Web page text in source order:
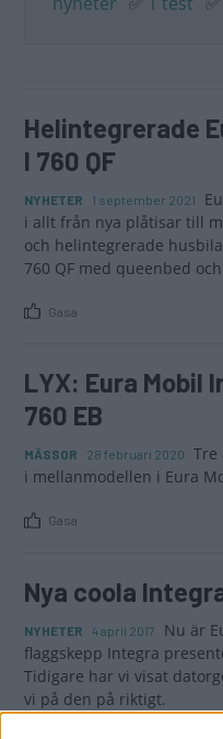
Helintegrerade
I 760 QF
NYHETER 1 september 2021
i allt från nya plåtisar till
och helintegrerade
760 QF med queenbed
Gasa
LYX: Eura Mobil
760 EB
MÄSSOR 28 februari 2020
Tre
i mellanmodellen i Eura
Gasa
Nya coola
NYHETER 4 april 2017
Nu är
flaggskepp Integra
Tidigare har vi visat
vi på den på riktigt.